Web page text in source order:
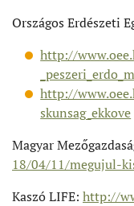
Országos Erdészeti
http://
http://
skunsag_ekkove
Magyar
18/04/11/megujul-
Kaszó LIFE: http://